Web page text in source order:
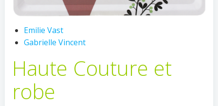
Emilie Vast
Gabrielle Vincent
Haute Couture et
robe